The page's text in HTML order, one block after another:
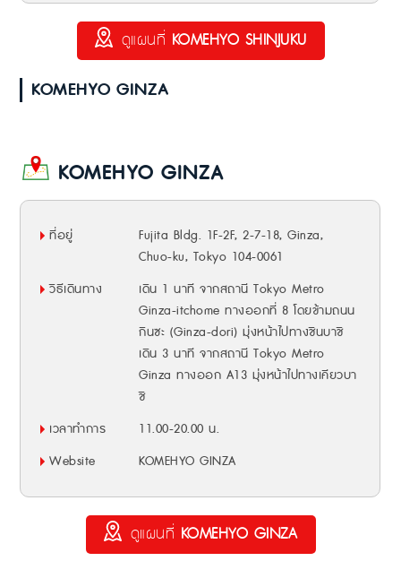
ดูแผนที่ KOMEHYO SHINJUKU
KOMEHYO GINZA
KOMEHYO GINZA
ที่อยู่
Fujita Bldg. 1F-2F, 2-7-18, Ginza,
Chuo-ku, Tokyo 104-0061
วิธีเดินทาง
เดิน 1 นาที จากสถานี Tokyo Metro
Ginza-itchome ทางออกที่ 8 โดยข้ามถนน
กินซะ (Ginza-dori) มุ่งหน้าไปทางชินบาชิ
เดิน 3 นาที จากสถานี Tokyo Metro
Ginza ทางออก A13 มุ่งหน้าไปทางเคียวบา
ชิ
เวลาทำการ
11.00-20.00 น.
Website
KOMEHYO GINZA
ดูแผนที่ KOMEHYO GINZA